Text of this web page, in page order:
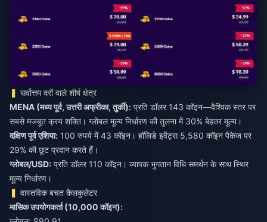
सर्वोत्तम दरों वाले शीर्ष क्षेत्र
MENA (मध्य पूर्व, उत्तरी अफ्रीका, तुर्की): प्रति डॉलर 143 कॉइन—वैश्विक स्तर पर
सबसे मजबूत क्रय शक्ति। ग्लोबल मूल्य निर्धारण की तुलना में 30% बेहतर मूल्य।
दक्षिण पूर्व एशिया: 100 रुपये में 43 कॉइन। हॉलिडे इवेंट्स 5,580 कॉइन पैकेज पर
29% की छूट प्रदान करते हैं।
ग्लोबल/USD: प्रति डॉलर 110 कॉइन। व्यापक भुगतान विधि समर्थन के साथ स्थिर
मूल्य निर्धारण।
वास्तविक बचत कैलकुलेटर
मासिक उपयोगकर्ता (10,000 कॉइन):